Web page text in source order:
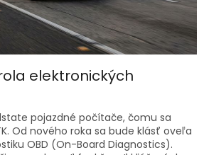
elektronických
pojazdné počítače, čomu sa
Od nového roka sa bude klásť oveľa
OBD (On-Board Diagnostics).